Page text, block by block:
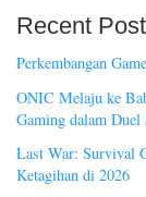
Recent
Perkembangan
ONIC Melaju ke
Gaming dalam Duel
Last War: Survival
Ketagihan di 2026